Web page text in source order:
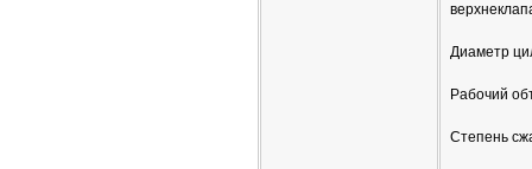
Диаметр
Рабочий
Степень